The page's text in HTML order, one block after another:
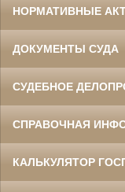
НОРМАТИВНЫЕ
ДОКУМЕНТЫ СУДА
СУДЕБНОЕ
СПРАВОЧНАЯ
КАЛЬКУЛЯТОР